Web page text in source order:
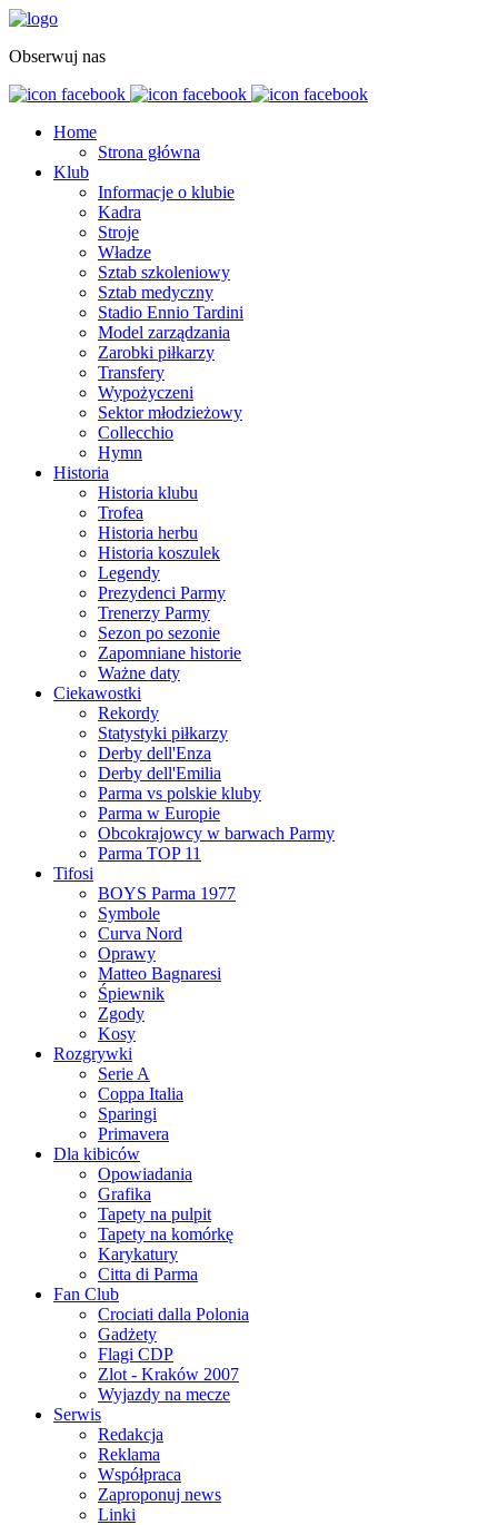
Obserwuj nas
Home
Strona główna
Klub
Informacje o klubie
Kadra
Stroje
Władze
Sztab szkoleniowy
Sztab medyczny
Stadio Ennio Tardini
Model zarządzania
Zarobki piłkarzy
Transfery
Wypożyczeni
Sektor młodzieżowy
Collecchio
Hymn
Historia
Historia klubu
Trofea
Historia herbu
Historia koszulek
Legendy
Prezydenci Parmy
Trenerzy Parmy
Sezon po sezonie
Zapomniane historie
Ważne daty
Ciekawostki
Rekordy
Statystyki piłkarzy
Derby dell'Enza
Derby dell'Emilia
Parma vs polskie kluby
Parma w Europie
Obcokrajowcy w barwach Parmy
Parma TOP 11
Tifosi
BOYS Parma 1977
Symbole
Curva Nord
Oprawy
Matteo Bagnaresi
Śpiewnik
Zgody
Kosy
Rozgrywki
Serie A
Coppa Italia
Sparingi
Primavera
Dla kibiców
Opowiadania
Grafika
Tapety na pulpit
Tapety na komórkę
Karykatury
Citta di Parma
Fan Club
Crociati dalla Polonia
Gadżety
Flagi CDP
Zlot - Kraków 2007
Wyjazdy na mecze
Serwis
Redakcja
Reklama
Współpraca
Zaproponuj news
Linki